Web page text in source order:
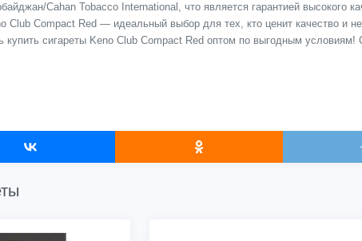
Cahan Tobacco International, что является гарантией высокого
Club Compact Red — идеальный выбор для тех, кто ценит качество и
купить сигареты Keno Club Compact Red оптом по выгодным